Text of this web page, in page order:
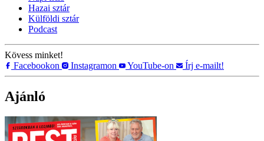
Hazai sztár
Külföldi sztár
Podcast
Kövess minket!
Facebookon
Instagramon YouTube-on Írj e-mailt!
Ajánló